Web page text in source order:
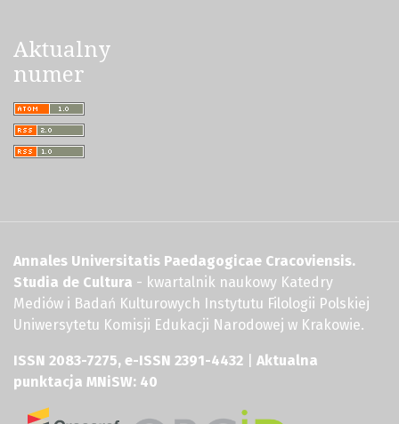
Aktualny
numer
Annales Universitatis Paedagogicae Cracoviensis.
Studia de Cultura - kwartalnik naukowy Katedry
Mediów i Badań Kulturowych Instytutu Filologii Polskiej
Uniwersytetu Komisji Edukacji Narodowej w Krakowie.
ISSN 2083-7275, e-ISSN 2391-4432
Aktualna
punktacja MNiSW: 40